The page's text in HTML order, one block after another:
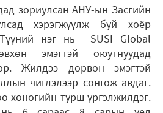
зориулсан АНУ-ын Засгийн
хэрэгжүүлж буй хоёр
нэг нь SUSI Global
эмэгтэй оюутнуудад
Жилдээ дөрвөн эмэгтэй
чиглэлээр сонгож авдаг.
хоногийн турш үргэлжилдэг.